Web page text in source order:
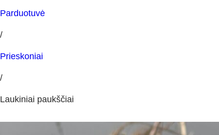
Parduotuvė
/
Prieskoniai
/
Laukiniai paukščiai